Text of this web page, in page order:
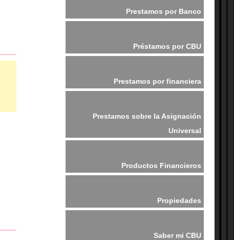
Prestamos por Banco
Préstamos por CBU
Prestamos por financiera
Prestamos sobre la Asignación
Universal
Productos Financieros
Propiedades
Saber mi CBU